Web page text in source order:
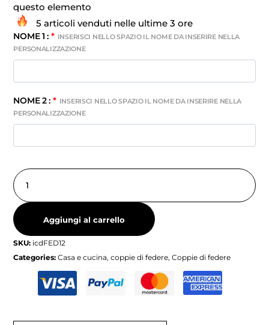
questo elemento
5 articoli venduti nelle ultime 3 ore
NOME 1 : * INSERISCI NELLO SPAZIO IL NOME DA INSERIRE NELLA
PERSONALIZZAZIONE
NOME 2 : * INSERISCI NELLO SPAZIO IL NOME DA INSERIRE NELLA
PERSONALIZZAZIONE
Aggiungi al carrello
SKU: icdFED12
Categories:Casa e cucina,coppie di federe,Coppie di federe